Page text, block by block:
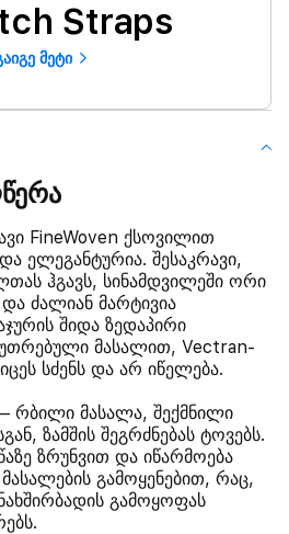
Straps
მეტი
FineWoven ქსოვილით
ელეგანტურია. შესაკრავი,
ჰგავს, სინამდვილეში ორი
ძალიან მარტივია
შიდა ზედაპირი
მასალით, Vectran-
სძენს და არ იწელება.
რბილი მასალა, შექმნილი
ზამშის შეგრძნებას ტოვებს.
ზრუნვით და იწარმოება
გამოყენებით, რაც,
გამოყოფას